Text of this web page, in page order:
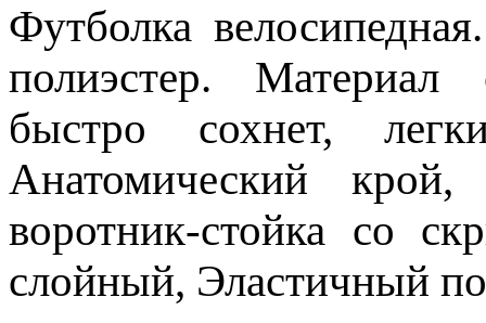
Футболка велосипедная.
полиэстер. Материал
быстро сохнет,
Анатомический крой,
воротник-стойка со
слойный, Эластичный